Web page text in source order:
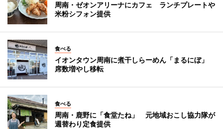
周南・ゼオンアリーナにカフェ ランチプレートや
米粉シフォン提供
食べる
イオンタウン周南に煮干しらーめん「まるにぼ」
席数増やし移転
食べる
周南・鹿野に「食堂たね」 元地域おこし協力隊が
週替わり定食提供